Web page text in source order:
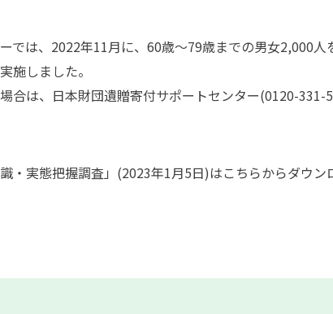
では、2022年11月に、60歳～79歳までの男女2,000人
施しました。
合は、日本財団遺贈寄付サポートセンター(0120-331-
・実態把握調査」(2023年1月5日)はこちらからダウン